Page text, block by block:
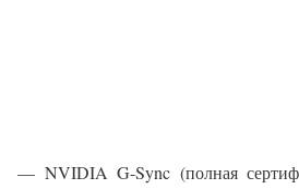
— NVIDIA G-Sync (полная